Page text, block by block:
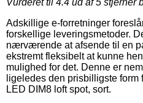
Adskillige e-forretninger
forskellige leveringsmetoder.
nærværende at afsende til en
ekstremt fleksibelt at kunne
mulighed for det. Denne er
ligeledes den prisbilligste form
LED DIM8 loft spot, sort.